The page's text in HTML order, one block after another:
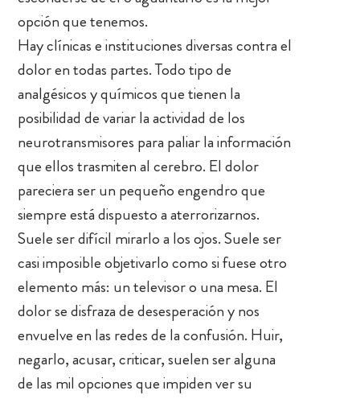
opción que tenemos.
Hay clínicas e instituciones diversas contra el
dolor en todas partes. Todo tipo de
analgésicos y químicos que tienen la
posibilidad de variar la actividad de los
neurotransmisores para paliar la información
que ellos trasmiten al cerebro. El dolor
pareciera ser un pequeño engendro que
siempre está dispuesto a aterrorizarnos.
Suele ser difícil mirarlo a los ojos. Suele ser
casi imposible objetivarlo como si fuese otro
elemento más: un televisor o una mesa. El
dolor se disfraza de desesperación y nos
envuelve en las redes de la confusión. Huir,
negarlo, acusar, criticar, suelen ser alguna
de las mil opciones que impiden ver su